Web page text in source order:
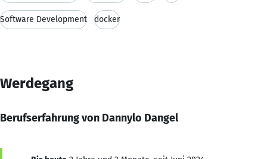
Software Development docker
Werdegang
Berufserfahrung von Dannylo Dangel